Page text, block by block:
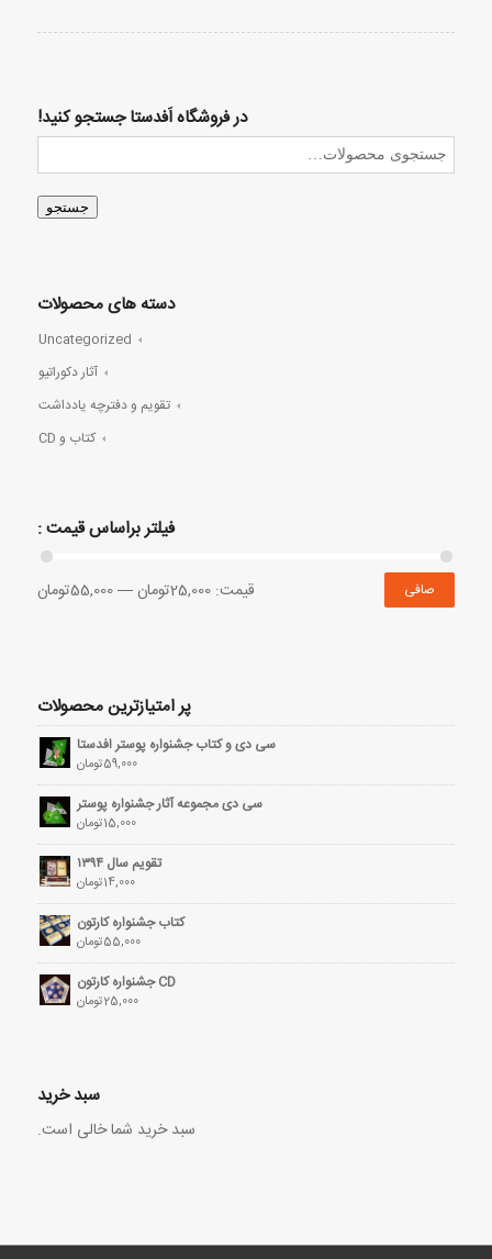
در فروشگاه اَفدستا جستجو کنید!
جستجو
دسته های محصولات
Uncategorized
آثار دکوراتیو
تقویم و دفترچه یادداشت
کتاب و CD
فیلتر براساس قیمت :
صافی قيمت:25,000تومان —55,000تومان
پر امتیازترین محصولات
سی دی و کتاب جشنواره پوستر افدستا
59,000تومان
سی دی مجموعه آثار جشنواره پوستر
15,000تومان
تقویم سال ۱۳۹۴
14,000تومان
کتاب جشنواره کارتون
55,000تومان
CD جشنواره کارتون
25,000تومان
سبد خرید
سبد خرید شما خالی است.